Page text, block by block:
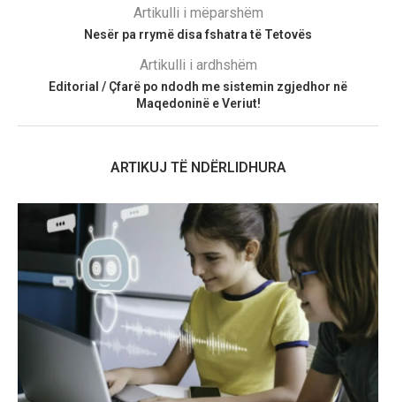
Artikulli i mëparshëm
Nesër pa rrymë disa fshatra të Tetovës
Artikulli i ardhshëm
Editorial / Çfarë po ndodh me sistemin zgjedhor në
Maqedoninë e Veriut!
ARTIKUJ TË NDËRLIDHURA